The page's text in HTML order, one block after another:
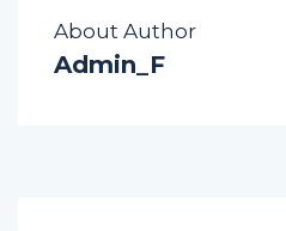
About Author
Admin_F